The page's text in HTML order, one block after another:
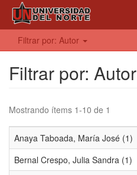
Filtrar por: Autor
Filtrar por: Autor
Mostrando ítems 1-10 de 1
Anaya Taboada, María José (1)
Bernal Crespo, Julia Sandra (1)